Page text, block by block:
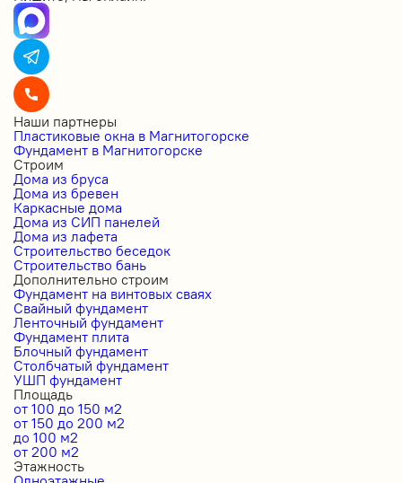
Наши партнеры
Пластиковые окна в Магнитогорске
Фундамент в Магнитогорске
Строим
Дома из бруса
Дома из бревен
Каркасные дома
Дома из СИП панелей
Дома из лафета
Строительство беседок
Строительство бань
Дополнительно строим
Фундамент на винтовых сваях
Свайный фундамент
Ленточный фундамент
Фундамент плита
Блочный фундамент
Столбчатый фундамент
УШП фундамент
Площадь
от 100 до 150 м2
от 150 до 200 м2
до 100 м2
от 200 м2
Этажность